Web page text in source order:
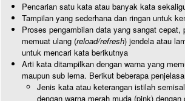
Pencarian satu kata atau banyak kata
Tampilan yang sederhana dan ringan untuk
Proses pengambilan data yang sangat cepat,
memuat ulang (reload/refresh) jendela atau
untuk mencari kata berikutnya
Arti kata ditampilkan dengan warna yang
maupun sub lema. Berikut beberapa
Jenis kata atau keterangan istilah
dengan warna merah muda (pink)